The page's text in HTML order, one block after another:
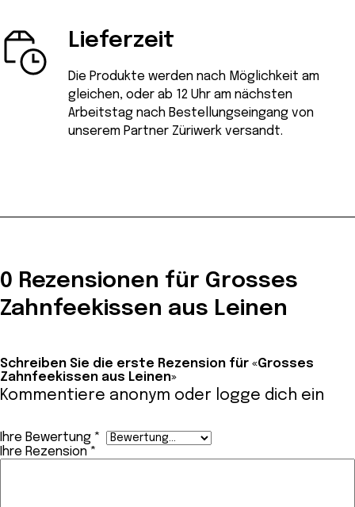
Lieferzeit
Die Produkte werden nach Möglichkeit am
gleichen, oder ab 12 Uhr am nächsten
Arbeitstag nach Bestellungseingang von
unserem Partner Züriwerk versandt.
0 Rezensionen für Grosses
Zahnfeekissen aus Leinen
Schreiben Sie die erste Rezension für «Grosses
Zahnfeekissen aus Leinen»
Kommentiere anonym oder logge dich ein
Ihre Bewertung *
Ihre Rezension *